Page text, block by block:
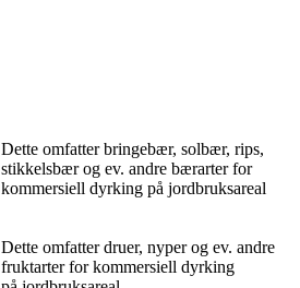
Dette omfatter bringebær, solbær, rips,
stikkelsbær og ev. andre bærarter for
kommersiell dyrking på jordbruksareal
Dette omfatter druer, nyper og ev. andre
fruktarter for kommersiell dyrking